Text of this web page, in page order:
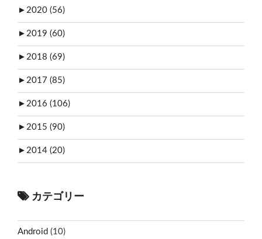
► 2020 (56)
► 2019 (60)
► 2018 (69)
► 2017 (85)
► 2016 (106)
► 2015 (90)
► 2014 (20)
カテゴリー
Android (10)